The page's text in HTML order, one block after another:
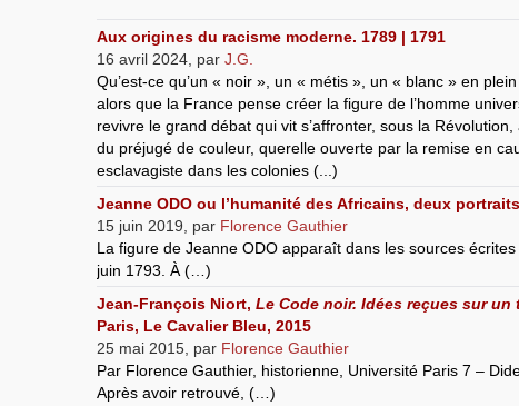
Aux origines du racisme moderne. 1789 | 1791
16 avril 2024 par J.G.
Qu’est-ce qu’un « noir », un « métis », un « blanc » en
alors que la France pense créer la figure de l’homme
revivre le grand débat qui vit s’affronter, sous la
du préjugé de couleur, querelle ouverte par la remise en
esclavagiste dans les colonies (...)
Jeanne ODO ou l’humanité des Africains, deux
15 juin 2019
par Florence Gauthier
La figure de Jeanne ODO apparaît dans les sources
juin 1793. À (…)
Jean-François Niort, Le Code noir. Idées reçues sur
Paris, Le Cavalier Bleu, 2015
25 mai 2015 par Florence Gauthier
Par Florence Gauthier, historienne, Université Paris 7 –
Après avoir retrouvé, (…)